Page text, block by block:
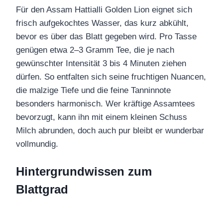
Für den Assam Hattialli Golden Lion eignet sich
frisch aufgekochtes Wasser, das kurz abkühlt,
bevor es über das Blatt gegeben wird. Pro Tasse
genügen etwa 2–3 Gramm Tee, die je nach
gewünschter Intensität 3 bis 4 Minuten ziehen
dürfen. So entfalten sich seine fruchtigen Nuancen,
die malzige Tiefe und die feine Tanninnote
besonders harmonisch. Wer kräftige Assamtees
bevorzugt, kann ihn mit einem kleinen Schuss
Milch abrunden, doch auch pur bleibt er wunderbar
vollmundig.
Hintergrundwissen zum
Blattgrad